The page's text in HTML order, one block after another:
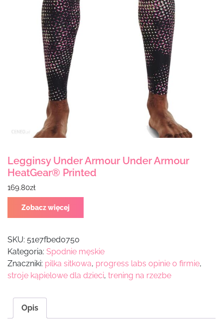
Legginsy Under Armour Under Armour
HeatGear® Printed
169.80zł
Zobacz więcej
SKU: 51e7fbed0750
Kategoria: Spodnie męskie
Znaczniki: pilka sitkowa, progress labs opinie o firmie,
stroje kąpielowe dla dzieci, trening na rzezbe
Opis